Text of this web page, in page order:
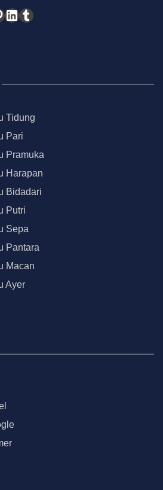
LinkedIn
Tumblr
Tidung
Pari
Pramuka
Harapan
Bidadari
Putri
Sepa
Pantara
Macan
Ayer